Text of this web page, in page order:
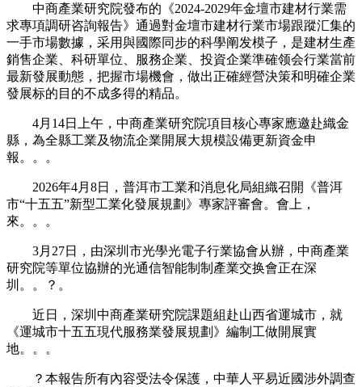
中商產業研究院發布的《2024-2029年金壇市建材行業需
求專項調研咨詢報告》通過對金壇市建材行業市場跟蹤汇集的
一手市場數據，采用與國際同步的科學阐发模子，是建材生產
銷售企業、科研單位、服務企業、投資企業準確领会行業當前
最新發展動態，把握市場機會，做出正確經營決策和明確企業
發展标的目的不成多得的精品。
4月14日上午，中商產業研究院項目核心專家應邀赴織金
縣，為全縣工業及物流企業開展大規模設備更新資金申
報。。。
2026年4月8日，普洱市工業和消息化局組織召開《普洱
市“十五五”新型工業化發展規劃》專家評審會。會上，
來。。。
3月27日，由深圳市光學光電子行業協會从辦，中商產業
研究院等單位協辦的光通信智能制制產業交换會正在深
圳。。？。
近日，深圳中商產業研究院課題組赴山西省運城市，就
《運城市十五五現代服務業發展規劃》編制工做開展實
地。。。
？本報告所有內容受法令保護，中華人平易近國涉外調查